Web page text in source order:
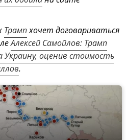
Трампхочет договариваться
Алексей Самойлов: Трамп
Украину, оценив стоимость
.